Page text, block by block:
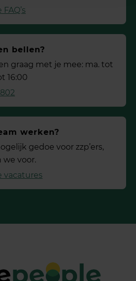
bellen?
graag met je mee: ma. tot
16:00
werken?
gedoe voor ­zzp’ers,
we voor.
vacatures